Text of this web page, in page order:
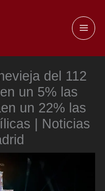
del 112
un 5% las
un 22% las
| Noticias